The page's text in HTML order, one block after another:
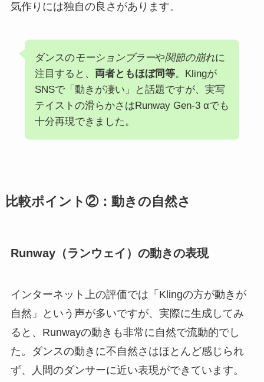
気作りには独自の良さがあります。
ダンスのモーションブラーや関節の崩れに
注目すると、 両者ともほぼ同等。Klingが
SNSで「動きが凄い」と話題ですが、実写
テイストの滑らかさはRunway Gen-3 αでも
十分再現できました。
比較ポイント②：動きの自然さ
Runway（ランウェイ）の動きの表現
インターネット上の評価では「Klingの方が動きが
自然」という声が多いですが、実際に生成してみ
ると、Runwayの動きも非常に自然で流動的でし
た。ダンスの動きに不自然さはほとんど感じられ
ず、人間のダンサーに近い表現ができています。